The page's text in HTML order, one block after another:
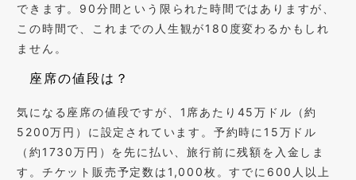
できます。90分間という限られた時間ではありますが、
この時間で、これまでの人生観が180度変わるかもしれ
ません。
座席の値段は？
気になる座席の値段ですが、1席あたり45万ドル（約
5200万円）に設定されています。予約時に15万ドル
（約1730万円）を先に払い、旅行前に残額を入金しま
す。チケット販売予定数は1,000枚。すでに600人以上